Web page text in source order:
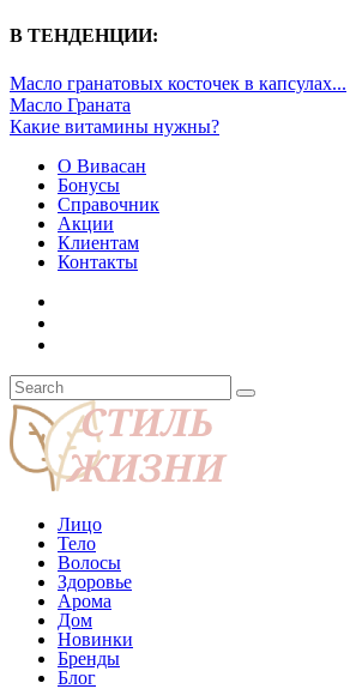
В ТЕНДЕНЦИИ:
Масло гранатовых косточек в капсулах...
Масло Граната
Какие витамины нужны?
О Вивасан
Бонусы
Справочник
Акции
Клиентам
Контакты
Лицо
Тело
Волосы
Здоровье
Арома
Дом
Новинки
Бренды
Блог